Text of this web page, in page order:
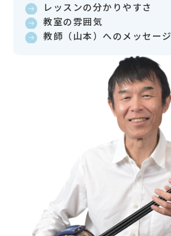
レッスンの分かりやすさ
教室の雰囲気
教師（山本）へのメッセージ